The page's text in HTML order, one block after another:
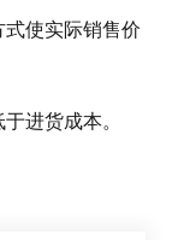
式使实际销售价
进货成本。